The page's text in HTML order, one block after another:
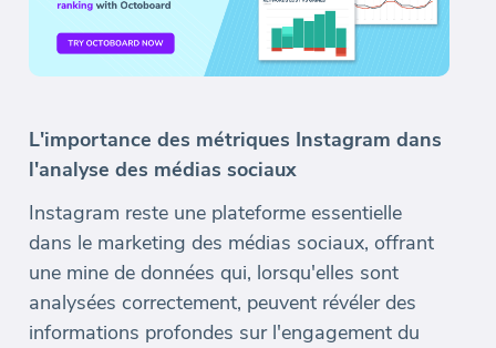
L'importance des métriques Instagram dans
l'analyse des médias sociaux
Instagram reste une plateforme essentielle
dans le marketing des médias sociaux, offrant
une mine de données qui, lorsqu'elles sont
analysées correctement, peuvent révéler des
informations profondes sur l'engagement du